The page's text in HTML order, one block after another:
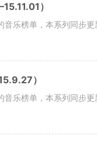
）
乐榜单，本系列同步
）
乐榜单，本系列同步